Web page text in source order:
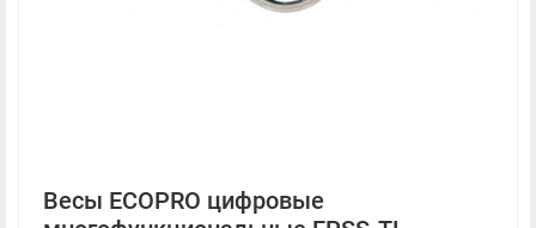
Весы ECOPRO цифровые